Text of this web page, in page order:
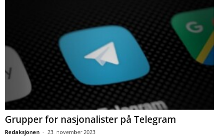
Grupper for nasjonalister på Telegram
Redaksjonen - 23. november 2023